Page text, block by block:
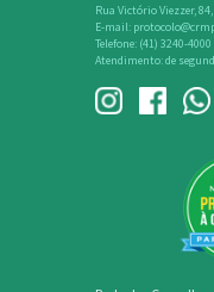
Rua Victório Viezzer,
E-mail:
Telefone: (41) 3240-4000
Atendimento: de